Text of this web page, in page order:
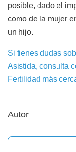
posible, dado el
como de la mujer
un hijo.
Si tienes dudas
Asistida, consulta
Fertilidad más
Autor